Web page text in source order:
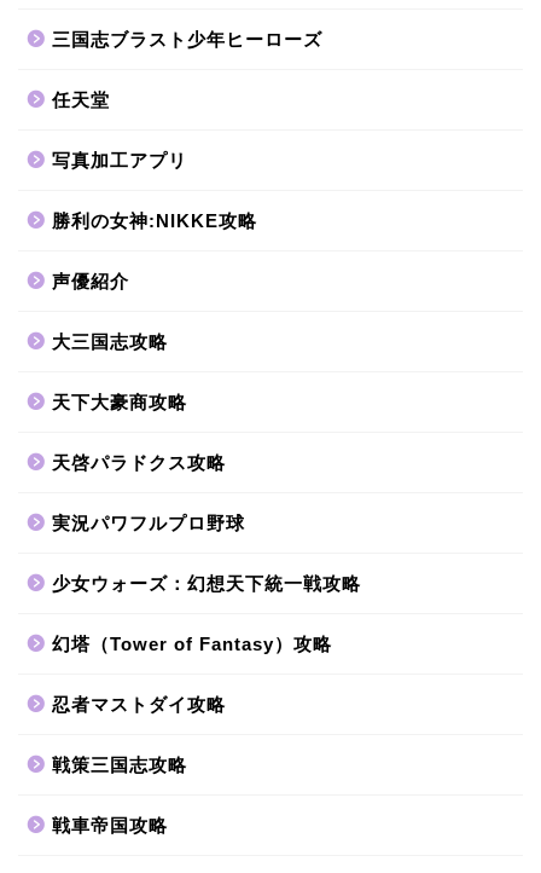
三国志ブラスト少年ヒーローズ
任天堂
写真加工アプリ
勝利の女神:NIKKE攻略
声優紹介
大三国志攻略
天下大豪商攻略
天啓パラドクス攻略
実況パワフルプロ野球
少女ウォーズ：幻想天下統一戦攻略
幻塔（Tower of Fantasy）攻略
忍者マストダイ攻略
戦策三国志攻略
戦車帝国攻略